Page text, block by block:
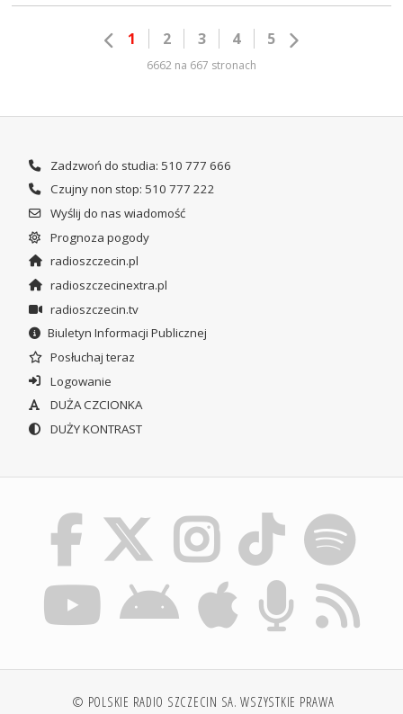
1 2 3 4 5
6662 na 667 stronach
Zadzwoń do studia: 510 777 666
Czujny non stop: 510 777 222
Wyślij do nas wiadomość
Prognoza pogody
radioszczecin.pl
radioszczecinextra.pl
radioszczecin.tv
Biuletyn Informacji Publicznej
Posłuchaj teraz
Logowanie
DUŻA CZCIONKA
DUŻY KONTRAST
© POLSKIE RADIO SZCZECIN SA. WSZYSTKIE PRAWA